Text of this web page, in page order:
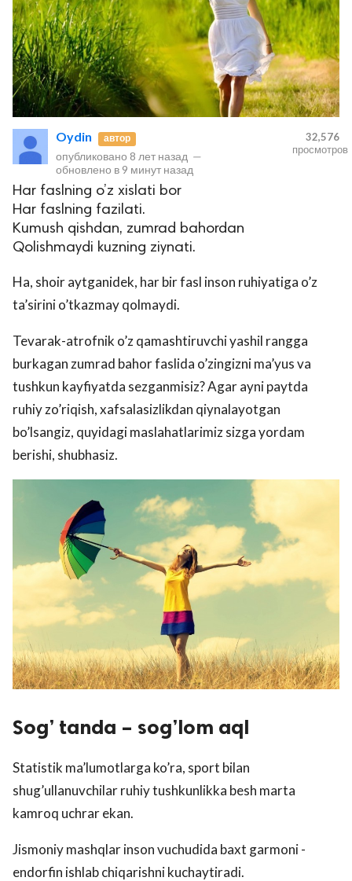
Oydin автор
опубликовано 8 лет назад —
обновлено в 9 минут назад
32,576
просмотров
Har faslning o’z xislati bor
Har faslning fazilati.
Kumush qishdan, zumrad bahordan
Qolishmaydi kuzning ziynati.
Ha, shoir aytganidek, har bir fasl inson ruhiyatiga o’z
ta’sirini o’tkazmay qolmaydi.
Tevarak-atrofnik o’z qamashtiruvchi yashil rangga
burkagan zumrad bahor faslida o’zingizni ma’yus va
tushkun kayfiyatda sezganmisiz? Agar ayni paytda
ruhiy zo’riqish, xafsalasizlikdan qiynalayotgan
bo’lsangiz, quyidagi maslahatlarimiz sizga yordam
berishi, shubhasiz.
Sog’ tanda – sog’lom aql
Statistik ma’lumotlarga ko’ra, sport bilan
shug’ullanuvchilar ruhiy tushkunlikka besh marta
kamroq uchrar ekan.
Jismoniy mashqlar inson vuchudida baxt garmoni -
endorfin ishlab chiqarishni kuchaytiradi.